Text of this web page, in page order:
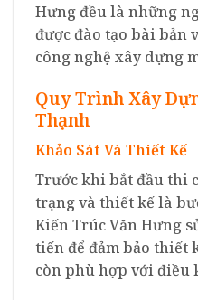
Hưng đều là những
được đào tạo bài bản
công nghệ xây dựng
Quy Trình Xây
Thạnh
Khảo Sát Và Thiết Kế
Trước khi bắt đầu thi
trạng và thiết kế là
Kiến Trúc Văn Hưng
tiến để đảm bảo thiết
còn phù hợp với điều